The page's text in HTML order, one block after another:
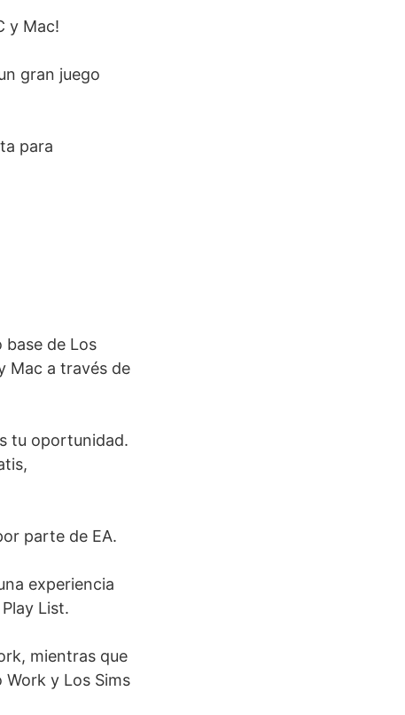
y Mac!
gran juego
para
base de Los
Mac a través de
tu oportunidad.
parte de EA.
experiencia
List.
mientras que
Work y Los Sims